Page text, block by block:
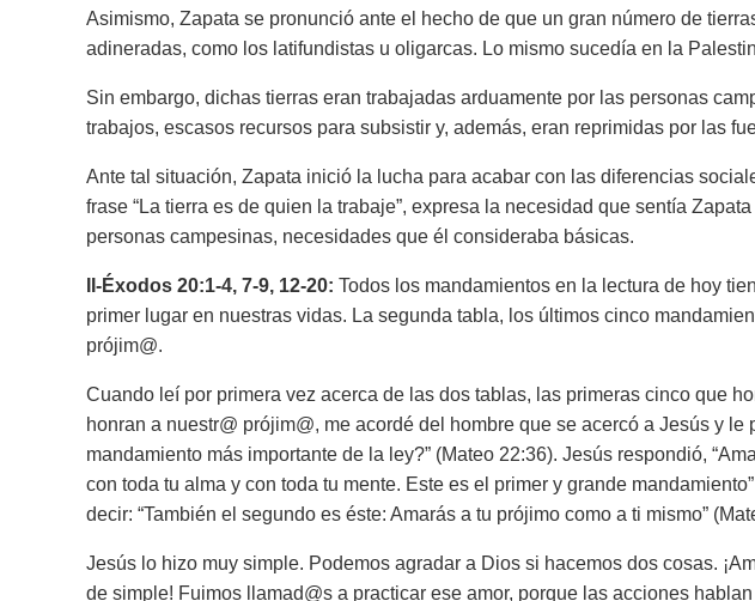
Asimismo, Zapata se pronunció ante el hecho de que un gran número de
adineradas, como los latifundistas u oligarcas. Lo mismo sucedía en la
Sin embargo, dichas tierras eran trabajadas arduamente por las personas
trabajos, escasos recursos para subsistir y, además, eran reprimidas por las
Ante tal situación, Zapata inició la lucha para acabar con las diferencias
frase “La tierra es de quien la trabaje”, expresa la necesidad que sentía
personas campesinas, necesidades que él consideraba básicas.
II-Éxodos 20:1-4, 7-9, 12-20: Todos los mandamientos en la lectura de hoy
primer lugar en nuestras vidas. La segunda tabla, los últimos cinco
prójim@.
Cuando leí por primera vez acerca de las dos tablas, las primeras cinco que
honran a nuestr@ prójim@, me acordé del hombre que se acercó a Jesús y le
mandamiento más importante de la ley?” (Mateo 22:36). Jesús respondió,
con toda tu alma y con toda tu mente. Este es el primer y grande
decir: “También el segundo es éste: Amarás a tu prójimo como a ti mismo”
Jesús lo hizo muy simple. Podemos agradar a Dios si hacemos dos cosas.
de simple! Fuimos llamad@s a practicar ese amor, porque las acciones